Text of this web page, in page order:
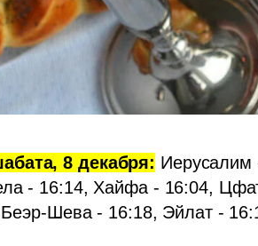
8 декабря: Иерусалим
- 16:14, Хайфа - 16:04,
Шева - 16:18, Эйлат -